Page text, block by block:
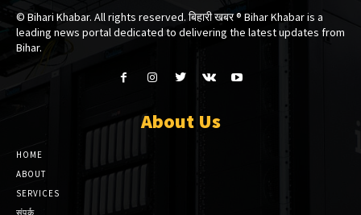
© Bihari Khabar. All rights reserved. बिहारी खबर ®​ Bihar Khabar is a
leading news portal dedicated to delivering the latest updates from
Bihar.
About Us
HOME
ABOUT
SERVICES
संपर्क